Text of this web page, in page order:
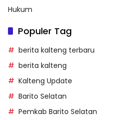
Hukum
Populer Tag
berita kalteng terbaru
berita kalteng
Kalteng Update
Barito Selatan
Pemkab Barito Selatan